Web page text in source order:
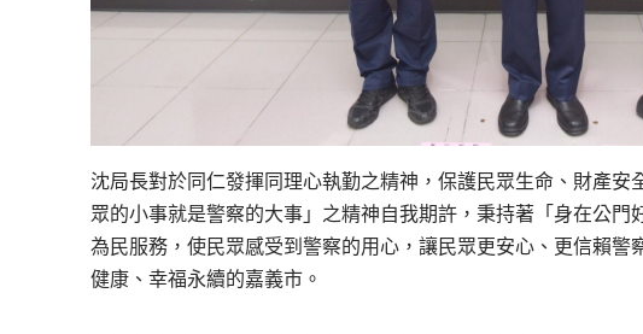
沈局長對於同仁發揮同理心執勤之精神，保護民眾生命、財產
眾的小事就是警察的大事」之精神自我期許，秉持著「身在公
為民服務，使民眾感受到警察的用心，讓民眾更安心、更信賴
健康、幸福永續的嘉義市。